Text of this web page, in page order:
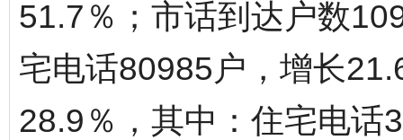
51.7％；市话到达户数
宅电话80985户，增长
28.9％，其中：住宅电话